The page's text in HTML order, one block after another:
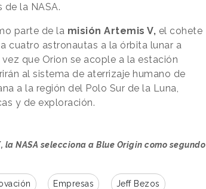
de la NASA.
parte de la misión Artemis V, el cohete
cuatro astronautas a la órbita lunar a
que Orion se acople a la estación
al sistema de aterrizaje humano de
a la región del Polo Sur de la Luna,
y de exploración.
la NASA selecciona a Blue Origin como segundo
Empresas Jeff Bezos